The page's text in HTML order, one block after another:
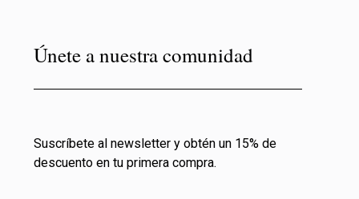
Únete a nuestra comunidad
Suscríbete al newsletter y obtén un 15% de
descuento en tu primera compra.